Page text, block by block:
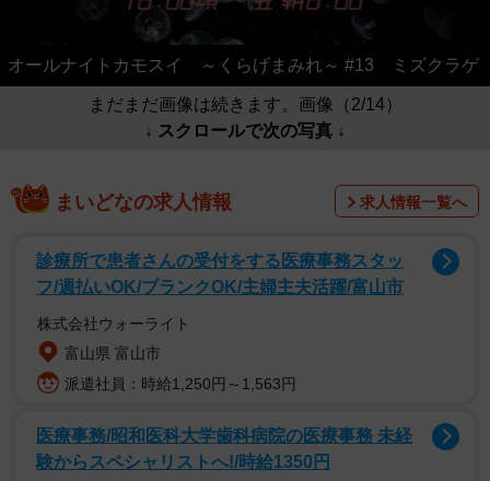
オールナイトカモスイ ～くらげまみれ～ #13 ミズクラゲ
まだまだ画像は続きます。画像（2/14）
↓ スクロールで次の写真 ↓
まいどなの求人情報 求人情報一覧へ
診療所で患者さんの受付をする医療事務スタッ
フ/週払いOK/ブランクOK/主婦主夫活躍/富山市
株式会社ウォーライト
富山県 富山市
派遣社員：時給1,250円～1,563円
医療事務/昭和医科大学歯科病院の医療事務 未経
験からスペシャリストへ!/時給1350円